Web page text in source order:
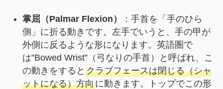
掌屈（Palmar Flexion）
：手首を「手のひら
側」に折る動きです。左手でいうと、手の甲が
外側に反るような形になります。英語圏で
は”Bowed Wrist”（弓なりの手首）と呼ばれ、こ
の動きをすると クラブフェースは閉じる（シャ
ットになる）方向に動きます。トップでこの形